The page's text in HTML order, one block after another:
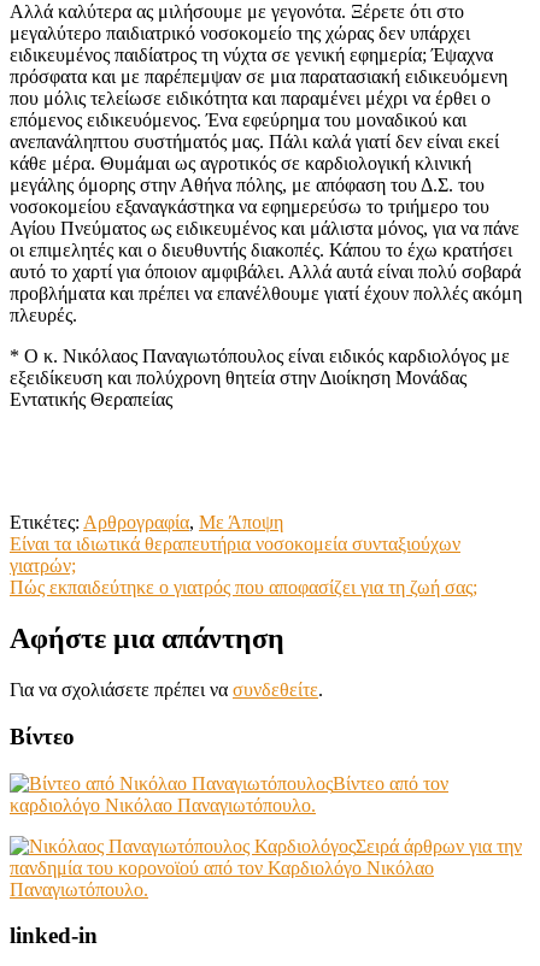
Αλλά καλύτερα ας μιλήσουμε με γεγονότα. Ξέρετε ότι στο
μεγαλύτερο παιδιατρικό νοσοκομείο της χώρας δεν υπάρχει
ειδικευμένος παιδίατρος τη νύχτα σε γενική εφημερία; Έψαχνα
πρόσφατα και με παρέπεμψαν σε μια παρατασιακή ειδικευόμενη
που μόλις τελείωσε ειδικότητα και παραμένει μέχρι να έρθει ο
επόμενος ειδικευόμενος. Ένα εφεύρημα του μοναδικού και
ανεπανάληπτου συστήματός μας. Πάλι καλά γιατί δεν είναι εκεί
κάθε μέρα. Θυμάμαι ως αγροτικός σε καρδιολογική κλινική
μεγάλης όμορης στην Αθήνα πόλης, με απόφαση του Δ.Σ. του
νοσοκομείου εξαναγκάστηκα να εφημερεύσω το τριήμερο του
Αγίου Πνεύματος ως ειδικευμένος και μάλιστα μόνος, για να πάνε
οι επιμελητές και ο διευθυντής διακοπές. Κάπου το έχω κρατήσει
αυτό το χαρτί για όποιον αμφιβάλει. Αλλά αυτά είναι πολύ σοβαρά
προβλήματα και πρέπει να επανέλθουμε γιατί έχουν πολλές ακόμη
πλευρές.
* Ο κ. Νικόλαος Παναγιωτόπουλος είναι ειδικός καρδιολόγος με
εξειδίκευση και πολύχρονη θητεία στην Διοίκηση Μονάδας
Εντατικής Θεραπείας
Ετικέτες: Αρθρογραφία, Με Άποψη
Πλοήγηση
άρθρων
Είναι τα ιδιωτικά θεραπευτήρια νοσοκομεία συνταξιούχων
γιατρών;
Πώς εκπαιδεύτηκε ο γιατρός που αποφασίζει για τη ζωή σας;
Αφήστε μια απάντηση
Για να σχολιάσετε πρέπει να συνδεθείτε.
Βίντεο
Βίντεο από τον
καρδιολόγο Νικόλαο Παναγιωτόπουλο.
Σειρά άρθρων για την
πανδημία του κορονοϊού από τον Καρδιολόγο Νικόλαο
Παναγιωτόπουλο.
linked-in